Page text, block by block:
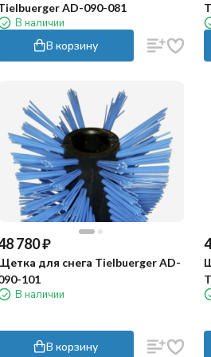
AD-090-081
В наличии
В корзину
780₽
для снега Tielbuerger AD-
101
В наличии
В корзину